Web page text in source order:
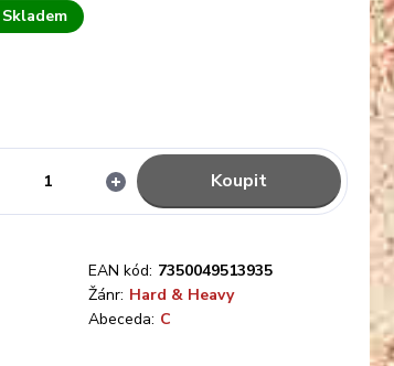
Skladem
Koupit
EAN kód: 7350049513935
Žánr: Hard & Heavy
Abeceda: C